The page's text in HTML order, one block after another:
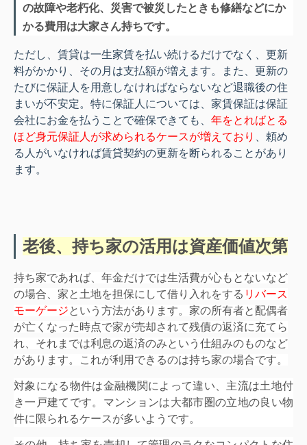
の故障や老朽化、災害で被災したときも修繕などにか
かる費用は大家さん持ちです。
ただし、 賃貸は一生家賃を払い続けるだけでなく、更新
料がかかり、その月は支払額が増えます。また、更新の
たびに保証人を用意しなければならないなど退職後の住
まいが不安定。特に保証人については、家賃保証は保証
会社にお金を払うことで確保できても、 年をとればとる
ほど身元保証人が求められるケースが増えており
、頼め
る人がいなければ賃貸契約の更新を断られることがあり
ます。
老後、持ち家の活用は資産価値次第
持ち家であれば、年金だけでは生活費が心もとないなど
の場合、家と土地を担保にして借り入れをする リバース
モーゲージという方法があります。家の所有者と配偶者
が亡くなった時点で家が売却されて残債の返済に充てら
れ、それまでは利息の返済のみという仕組みのものなど
があります。これが利用できるのは持ち家の場合です。
対象になる物件は金融機関によって違い、主流は土地付
き一戸建てです。マンションは大都市圏の立地の良い物
件に限られるケースが多いようです。